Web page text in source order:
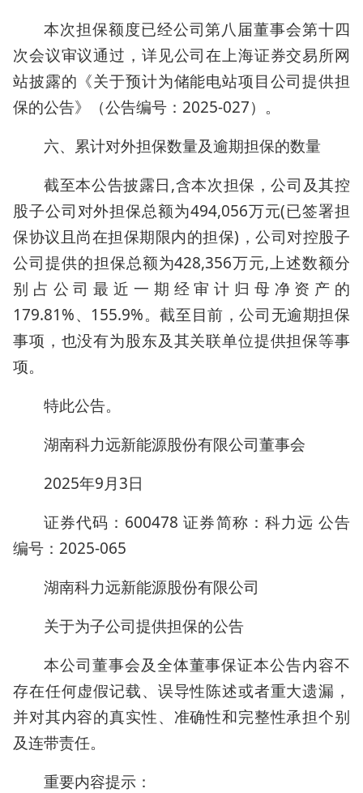
本次担保额度已经公司第八届董事会第十四
次会议审议通过，详见公司在上海证券交易所网
站披露的《关于预计为储能电站项目公司提供担
保的公告》（公告编号：2025-027）。
六、累计对外担保数量及逾期担保的数量
截至本公告披露日,含本次担保，公司及其控
股子公司对外担保总额为494,056万元(已签署担
保协议且尚在担保期限内的担保)，公司对控股子
公司提供的担保总额为428,356万元,上述数额分
别占公司最近一期经审计归母净资产的
179.81%、155.9%。截至目前，公司无逾期担保
事项，也没有为股东及其关联单位提供担保等事
项。
特此公告。
湖南科力远新能源股份有限公司董事会
2025年9月3日
证券代码：600478 证券简称：科力远 公告
编号：2025-065
湖南科力远新能源股份有限公司
关于为子公司提供担保的公告
本公司董事会及全体董事保证本公告内容不
存在任何虚假记载、误导性陈述或者重大遗漏，
并对其内容的真实性、准确性和完整性承担个别
及连带责任。
重要内容提示：